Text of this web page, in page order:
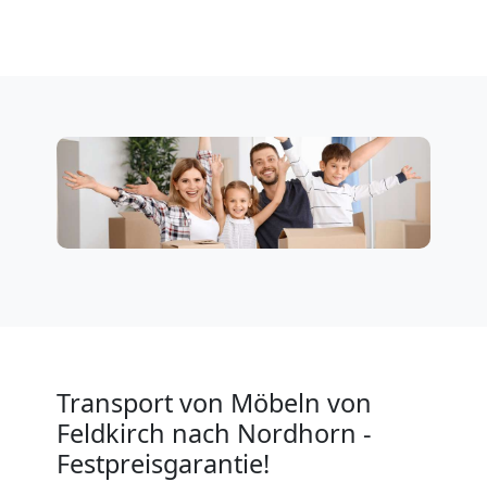
Transport von Möbeln von
Feldkirch nach Nordhorn -
Festpreisgarantie!
Firmenumzug
Feldkirch
Expressumzug